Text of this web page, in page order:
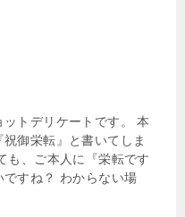
トデリケートです。 本
御栄転』と書いてしま
も、ご本人に『栄転です
すね？ わからない場